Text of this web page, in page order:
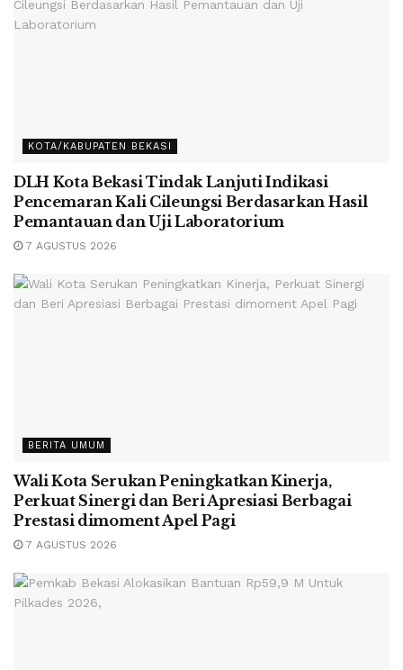
KOTA/KABUPATEN BEKASI
DLH Kota Bekasi Tindak Lanjuti Indikasi
Pencemaran Kali Cileungsi Berdasarkan Hasil
Pemantauan dan Uji Laboratorium
7 AGUSTUS 2026
BERITA UMUM
Wali Kota Serukan Peningkatkan Kinerja,
Perkuat Sinergi dan Beri Apresiasi Berbagai
Prestasi dimoment Apel Pagi
7 AGUSTUS 2026